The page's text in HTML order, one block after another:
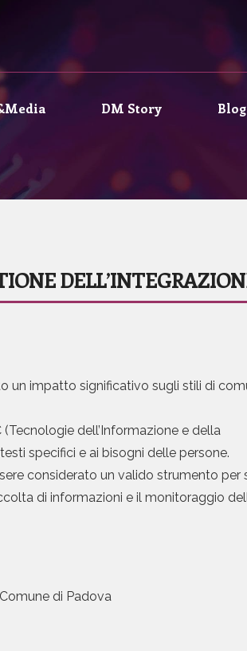
DM Story Blog
un impatto significativo sugli stili di
dell’Informazione e della
specifici e ai bisogni delle persone.
considerato un valido strumento per
di informazioni e il monitoraggio
di Padova